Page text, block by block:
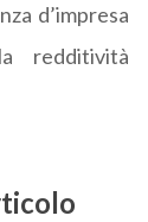
d’impresa
redditività